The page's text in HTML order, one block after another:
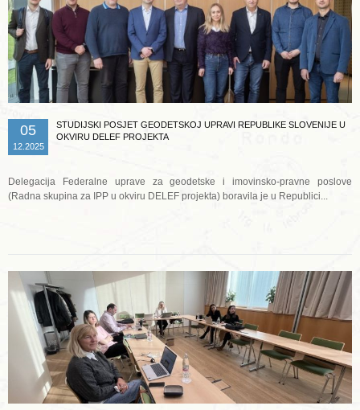
05
12.2025
STUDIJSKI POSJET GEODETSKOJ UPRAVI REPUBLIKE SLOVENIJE U
OKVIRU DELEF PROJEKTA
Delegacija Federalne uprave za geodetske i imovinsko-pravne poslove
(Radna skupina za IPP u okviru DELEF projekta) boravila je u Republici...